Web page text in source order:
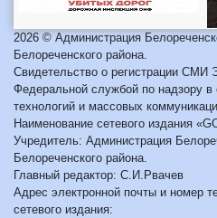
2026 © Администрация
Белореченского района.
Свидетельство о регистрации
Федеральной службой по надзору
технологий и массовых
Наименование сетевого издания
Учредитель: Администрация
Белореченского района.
Главный редактор: С.И.Рвачев
Адрес электронной почты и номер
сетевого издания: